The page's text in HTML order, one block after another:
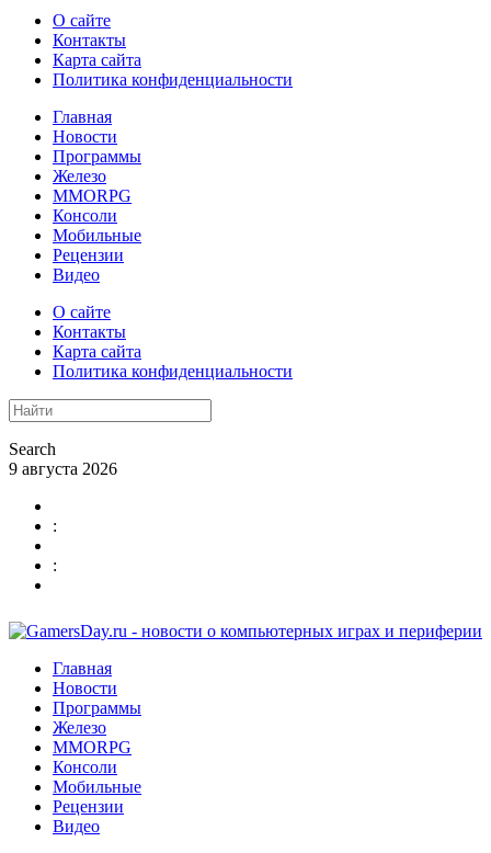
О сайте
Контакты
Карта сайта
Политика конфиденциальности
Главная
Новости
Программы
Железо
MMORPG
Консоли
Мобильные
Рецензии
Видео
О сайте
Контакты
Карта сайта
Политика конфиденциальности
Search
9 августа 2026
:
:
Главная
Новости
Программы
Железо
MMORPG
Консоли
Мобильные
Рецензии
Видео